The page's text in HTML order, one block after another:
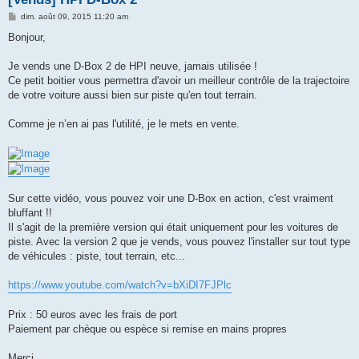
M
s
g
dim. août 09, 2015 11:20 am
Bonjour,
Je vends une D-Box 2 de HPI neuve, jamais utilisée !
Ce petit boitier vous permettra d'avoir un meilleur contrôle de la trajectoire
de votre voiture aussi bien sur piste qu'en tout terrain.
Comme je n’en ai pas l'utilité, je le mets en vente.
Sur cette vidéo, vous pouvez voir une D-Box en action, c'est vraiment
bluffant !!
Il s'agit de la première version qui était uniquement pour les voitures de
piste. Avec la version 2 que je vends, vous pouvez l'installer sur tout type
de véhicules : piste, tout terrain, etc...
https://www.youtube.com/watch?v=bXiDI7FJPlc
Prix : 50 euros avec les frais de port
Paiement par chèque ou espèce si remise en mains propres